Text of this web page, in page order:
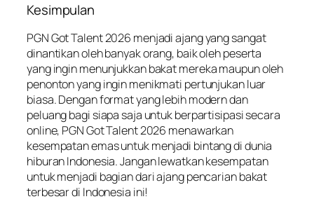
Kesimpulan
PGN Got Talent 2026 menjadi ajang yang sangat
dinantikan oleh banyak orang, baik oleh peserta
yang ingin menunjukkan bakat mereka maupun oleh
penonton yang ingin menikmati pertunjukan luar
biasa. Dengan format yang lebih modern dan
peluang bagi siapa saja untuk berpartisipasi secara
online, PGN Got Talent 2026 menawarkan
kesempatan emas untuk menjadi bintang di dunia
hiburan Indonesia. Jangan lewatkan kesempatan
untuk menjadi bagian dari ajang pencarian bakat
terbesar di Indonesia ini!